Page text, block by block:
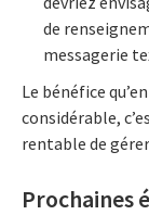
de
messagerie
Le bénéfice
considérable,
rentable de
Prochaines